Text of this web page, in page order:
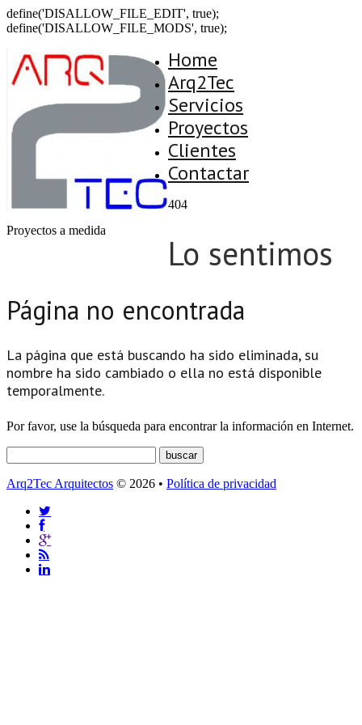
define('DISALLOW_FILE_EDIT', true);
define('DISALLOW_FILE_MODS', true);
Proyectos a medida
Home
Arq2Tec
Servicios
Proyectos
Clientes
Contactar
404
Lo sentimos
Página no encontrada
La página que está buscando ha sido eliminada, su
nombre ha sido cambiado o ella no está disponible
temporalmente.
Por favor, use la búsqueda para encontrar la información en Internet.
Arq2Tec Arquitectos © 2026 • Política de privacidad